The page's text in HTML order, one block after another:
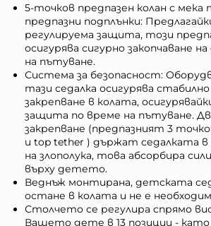
5-точков предпазен колан с мека
предпазни подплънки:
регулируема защита, този
осигурява сигурно закопчаване
на пътуване.
Система за безопасност:
тази седалка осигурява
закрепване в колата,
защита по време на пътуване.
закрепване (предпазният 3
и top tether ) държат седалката в
на злополука, това абсорбира
върху детето.
Веднъж монтирана, детската
остане в колата и не е
Столчето се регулира спрямо
Вашето дете в 13 позиции - като